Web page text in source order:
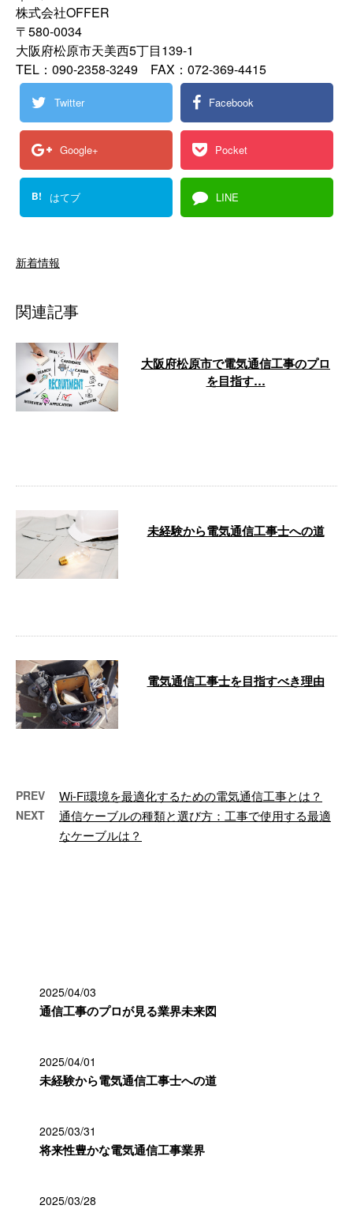
株式会社OFFER
〒580-0034
大阪府松原市天美西5丁目139-1
TEL：090-2358-3249 FAX：072-369-4415
Twitter Facebook
Google+ Pocket
B! はてブ LINE
新着情報
関連記事
大阪府松原市で電気通信工事のプロ
を目指す…
未経験から電気通信工事士への道
電気通信工事士を目指すべき理由
PREV Wi-Fi環境を最適化するための電気通信工事とは？
NEXT
通信ケーブルの種類と選び方：工事で使用する最適
なケーブルは？
2025/04/03
通信工事のプロが見る業界未来図
2025/04/01
未経験から電気通信工事士への道
2025/03/31
将来性豊かな電気通信工事業界
2025/03/28